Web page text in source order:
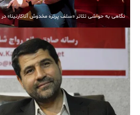
نگاهی به حواشی تئاتر «سلف پرتره مخدوش آناکارنینا» در